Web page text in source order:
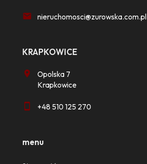
nieruchomosci@zurowska.com.pl
KRAPKOWICE
Opolska 7
Krapkowice
+48 510 125 270
menu